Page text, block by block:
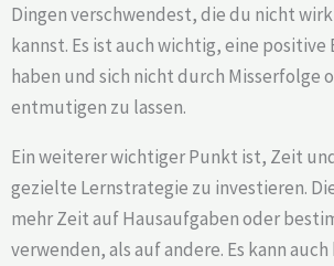
Dingen verschwendest, die du nicht
kannst. Es ist auch wichtig, eine positive
haben und sich nicht durch Misserfolge
entmutigen zu lassen.
Ein weiterer wichtiger Punkt ist, Zeit
gezielte Lernstrategie zu investieren.
mehr Zeit auf Hausaufgaben oder
verwenden, als auf andere. Es kann